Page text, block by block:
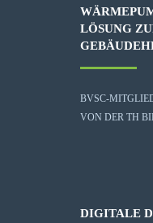
LÖSUNG
BVSC-
VON DER TH
DIGITALE